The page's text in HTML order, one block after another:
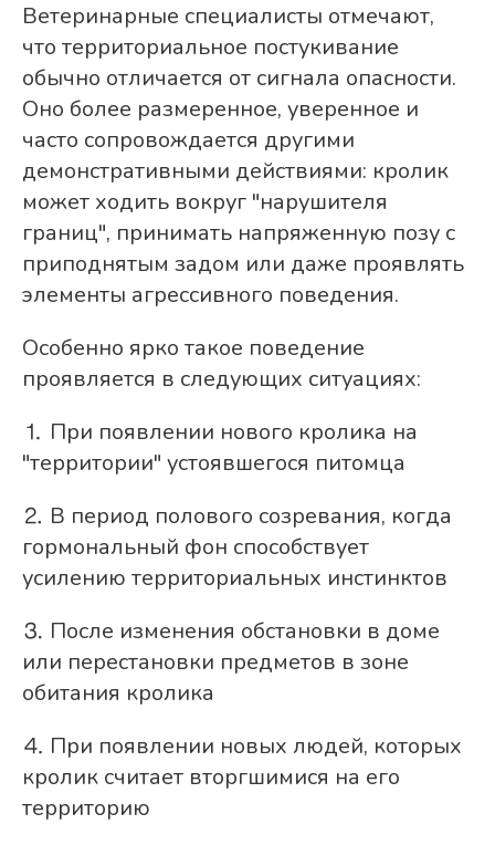
Ветеринарные специалисты отмечают,
что территориальное постукивание
обычно отличается от сигнала опасности.
Оно более размеренное, уверенное и
часто сопровождается другими
демонстративными действиями: кролик
может ходить вокруг "нарушителя
границ", принимать напряженную позу с
приподнятым задом или даже проявлять
элементы агрессивного поведения.
Особенно ярко такое поведение
проявляется в следующих ситуациях:
⒈ При появлении нового кролика на
"территории" устоявшегося питомца
⒉ В период полового созревания, когда
гормональный фон способствует
усилению территориальных инстинктов
⒊ После изменения обстановки в доме
или перестановки предметов в зоне
обитания кролика
⒋ При появлении новых людей, которых
кролик считает вторгшимися на его
территорию